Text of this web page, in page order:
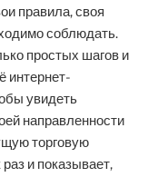
правила, своя
соблюдать.
простых шагов и
интернет-
увидеть
направленности
торговую
и показывает,